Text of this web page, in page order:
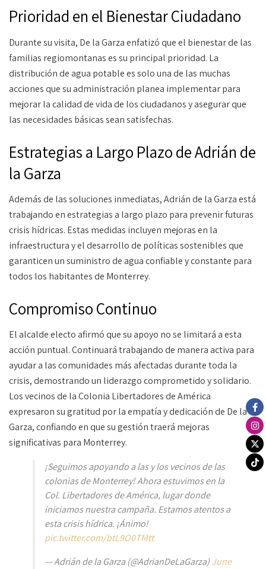
Prioridad en el Bienestar Ciudadano
Durante su visita, De la Garza enfatizó que el bienestar de las
familias regiomontanas es su principal prioridad. La
distribución de agua potable es solo una de las muchas
acciones que su administración planea implementar para
mejorar la calidad de vida de los ciudadanos y asegurar que
las necesidades básicas sean satisfechas.
Estrategias a Largo Plazo de Adrián de
la Garza
Además de las soluciones inmediatas, Adrián de la Garza está
trabajando en estrategias a largo plazo para prevenir futuras
crisis hídricas. Estas medidas incluyen mejoras en la
infraestructura y el desarrollo de políticas sostenibles que
garanticen un suministro de agua confiable y constante para
todos los habitantes de Monterrey.
Compromiso Continuo
El alcalde electo afirmó que su apoyo no se limitará a esta
acción puntual. Continuará trabajando de manera activa para
ayudar a las comunidades más afectadas durante toda la
crisis, demostrando un liderazgo comprometido y solidario.
Los vecinos de la Colonia Libertadores de América
expresaron su gratitud por la empatía y dedicación de De la
Garza, confiando en que su gestión traerá mejoras
significativas para Monterrey.
¡Seguimos apoyando a las y los vecinos de las
colonias de Monterrey! Ahora estuvimos en la
Col. Libertadores de América, lugar donde
iniciamos nuestra campaña. Estamos atentos a
esta crisis hídrica. ¡Ánimo!
pic.twitter.com/btL9O0TMtt
— Adrián de la Garza (@AdrianDeLaGarza)June